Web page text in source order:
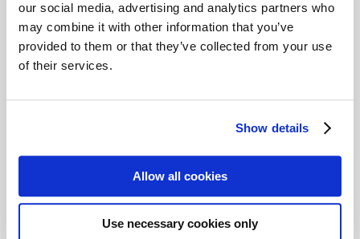
our social media, advertising and analytics partners who
may combine it with other information that you’ve
provided to them or that they’ve collected from your use
of their services.
Show details
Allow all cookies
Use necessary cookies only
gwasanaeth personol a
dibynadwy. Edrychaf ymlaen
at adeiladu cysylltiadau cryf
rhagorol sydd wedi ei wneud
gan Dylan yn yr ardal.”
Wrth drafod y penodiad
dywedodd Cyfarwyddwr
Gwasanaethau Yswiriant